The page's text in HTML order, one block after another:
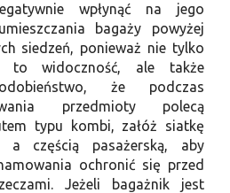
wpłynąć na jego
bagaży powyżej
siedzeń, ponieważ nie tylko
to widoczność, ale także
że podczas
przedmioty polecą
typu kombi, załóż siatkę
a częścią pasażerską, aby
ochronić się przed
Jeżeli bagażnik jest